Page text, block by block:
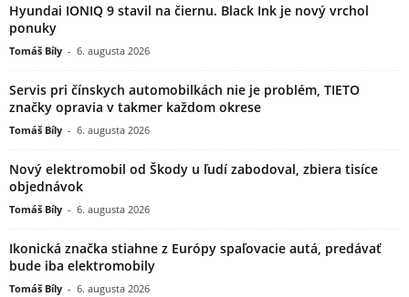
Hyundai IONIQ 9 stavil na čiernu. Black Ink je nový vrchol
ponuky
Tomáš Bíly - 6. augusta 2026
Servis pri čínskych automobilkách nie je problém, TIETO
značky opravia v takmer každom okrese
Tomáš Bíly - 6. augusta 2026
Nový elektromobil od Škody u ľudí zabodoval, zbiera tisíce
objednávok
Tomáš Bíly - 6. augusta 2026
Ikonická značka stiahne z Európy spaľovacie autá, predávať
bude iba elektromobily
Tomáš Bíly - 6. augusta 2026